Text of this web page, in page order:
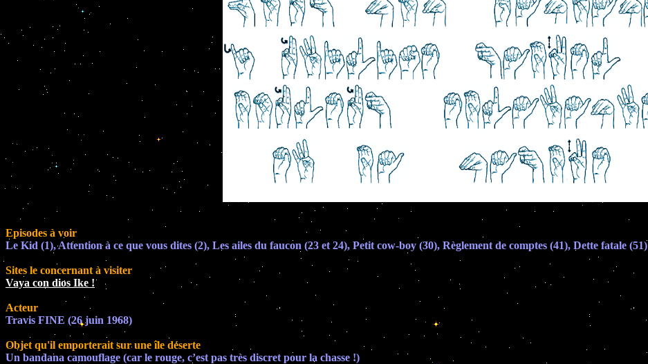
Episodes à voir
Le Kid (1), Attention à ce que vous dites (2), Les ailes du faucon (23 et 24), Petit cow-boy (30), Règlement de comptes (41), Dette fatale (51)
Sites le concernant à visiter
Vaya con dios Ike !
Acteur
Travis FINE (26 juin 1968)
Objet qu'il emporterait sur une île déserte
Un bandana camouflage (car le rouge, c’est pas très discret pour la chasse !)